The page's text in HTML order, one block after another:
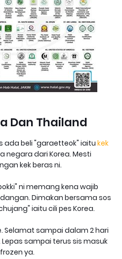
Dan Thailand
ada beli "garaetteok" iaitu kek
negara dari Korea. Mesti
kek beras ni.
ni memang kena wajib
Dimakan bersama sos
iaitu cili pes Korea.
Selamat sampai dalam 2 hari
sampai terus sis masuk
ya.